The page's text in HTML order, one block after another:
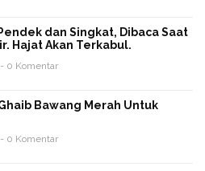
dan Singkat, Dibaca Saat
Hajat Akan Terkabul.
0 Komentar
Bawang Merah Untuk
0 Komentar